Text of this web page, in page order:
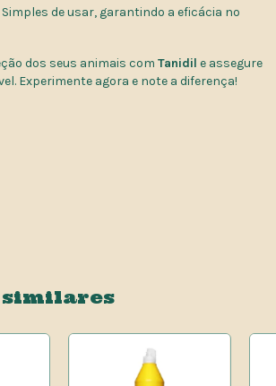
Simples de usar, garantindo a eficácia no
dos seus animais com Tanidil e assegure
Experimente agora e note a diferença!
similares